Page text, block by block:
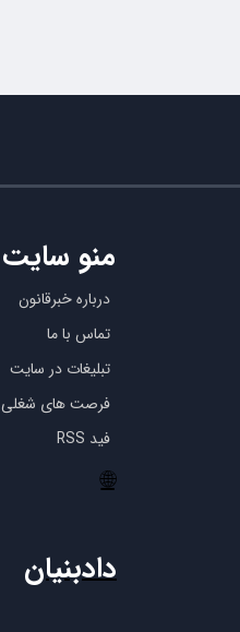
درباره خبرقانون
تماس با ما
تبلیغات در سایت
فرصت های شغلی
فید RSS
منو سایت
🌐
دادبنیان